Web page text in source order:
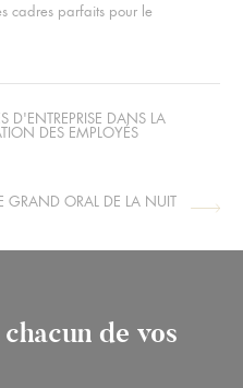
cadres parfaits pour le
D'ENTREPRISE DANS LA
DES EMPLOYÉS
GRAND ORAL DE LA NUIT
de vos